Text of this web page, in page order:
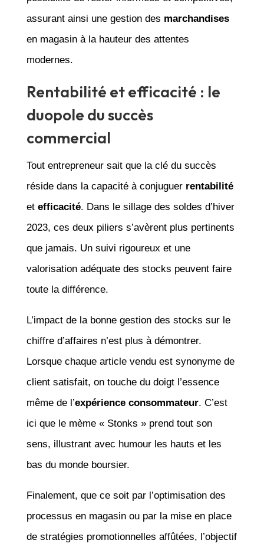
assurant ainsi une gestion des marchandises
en magasin à la hauteur des attentes
modernes.
Rentabilité et efficacité : le
duopole du succès
commercial
Tout entrepreneur sait que la clé du succès
réside dans la capacité à conjuguer rentabilité
et efficacité. Dans le sillage des soldes d’hiver
2023, ces deux piliers s’avèrent plus pertinents
que jamais. Un suivi rigoureux et une
valorisation adéquate des stocks peuvent faire
toute la différence.
L’impact de la bonne gestion des stocks sur le
chiffre d’affaires n’est plus à démontrer.
Lorsque chaque article vendu est synonyme de
client satisfait, on touche du doigt l’essence
même de l’expérience consommateur. C’est
ici que le mème « Stonks » prend tout son
sens, illustrant avec humour les hauts et les
bas du monde boursier.
Finalement, que ce soit par l’optimisation des
processus en magasin ou par la mise en place
de stratégies promotionnelles affûtées, l’objectif